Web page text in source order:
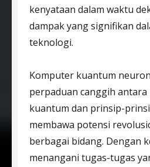
kenyataan dalam waktu
dampak yang signifikan
teknologi.
Komputer kuantum
perpaduan canggih
kuantum dan prinsip-
membawa potensi
berbagai bidang. Dengan
menangani tugas-tugas